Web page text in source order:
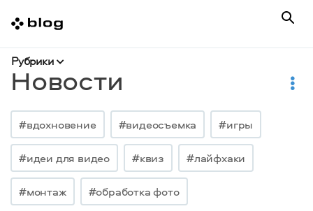
Рубрики
Новости
#вдохновение #видеосъемка #игры
#идеи для видео #квиз #лайфхаки
#монтаж #обработка фото